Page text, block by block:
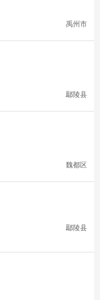
禹州市
鄢陵县
魏都区
鄢陵县